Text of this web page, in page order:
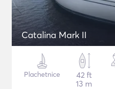
Catalina Mark II
Plachetnice
42 ft
13 m